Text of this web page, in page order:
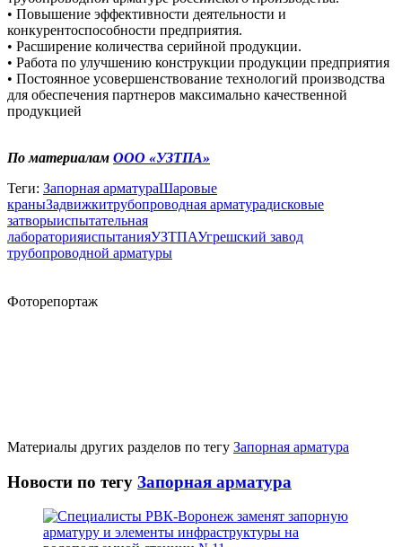
• Повышение эффективности деятельности и
конкурентоспособности предприятия.
• Расширение количества серийной продукции.
• Работа по улучшению конструкции продукции предприятия
• Постоянное усовершенствование технологий производства
для обеспечения партнеров максимально качественной
продукцией
По материалам ООО «УЗТПА»
Теги: Запорная арматураШаровые
краныЗадвижкитрубопроводная арматурадисковые
затворыиспытательная
лабораторияиспытанияУЗТПАУгрешский завод
трубопроводной арматуры
Фоторепортаж
Материалы других разделов по тегу Запорная арматура
Новости по тегу Запорная арматура